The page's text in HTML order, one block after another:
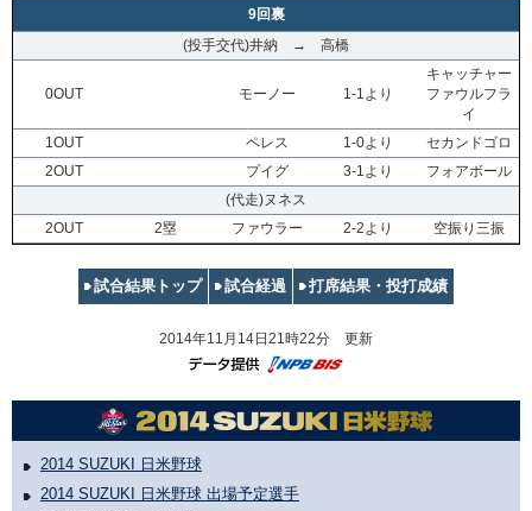
9回裏
(投手交代)井納 → 高橋
0OUT モーノー 1-1より
キャッチャー
ファウルフラ
イ
1OUT
ペレス 1-0より
セカンドゴロ
2OUT
プイグ 3-1より
フォアボール
(代走)ヌネス
2OUT
2塁 ファウラー 2-2より 空振り三振
試合結果トップ 試合経過 打席結果・投打成績
2014年11月14日21時22分 更新
2014 SUZUKI 日米野球
2014 SUZUKI 日米野球 出場予定選手